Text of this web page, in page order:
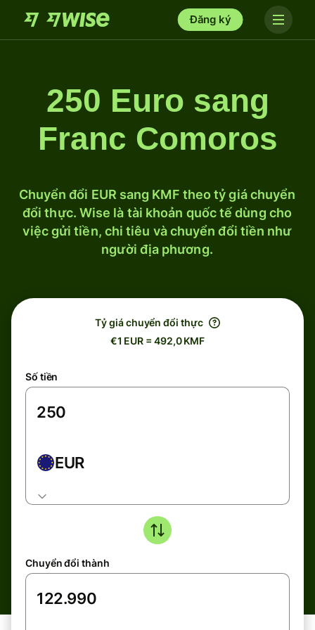
Đăng ký
250 Euro sang
Franc Comoros
Chuyển đổi EUR sang KMF theo tỷ giá chuyển
đổi thực. Wise là tài khoản quốc tế dùng cho
việc gửi tiền, chi tiêu và chuyển đổi tiền như
người địa phương.
Tỷ giá chuyển đổi thực
€1 EUR = 492,0 KMF
Số tiền
EUR
Chuyển đổi thành